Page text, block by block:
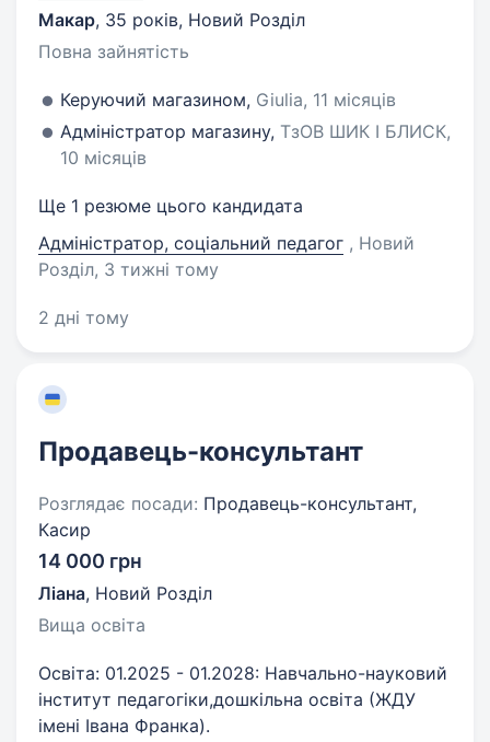
Макар, 35 років, Новий Розділ
Повна зайнятість
Керуючий магазином, Giulia, 11 місяців
Адміністратор магазину, ТзОВ ШИК І БЛИСК,
10 місяців
Ще 1 резюме цього кандидата
Адміністратор, соціальний педагог , Новий
Розділ, 3 тижні тому
2 дні тому
Продавець-консультант
Розглядає посади: Продавець-консультант,
Касир
14 000 грн
Ліана, Новий Розділ
Вища освіта
Освіта: 01.2025 - 01.2028: Навчально-науковий
інститут педагогіки,дошкільна освіта (ЖДУ
імені Івана Франка).